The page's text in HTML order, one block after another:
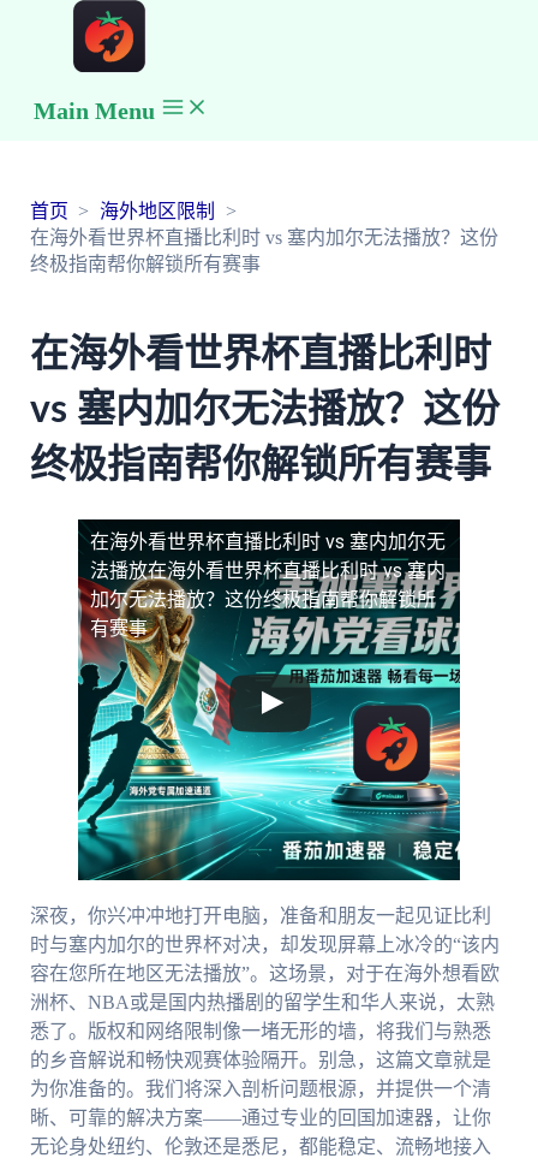
Main Menu
首页
海外地区限制
在海外看世界杯直播比利时 vs 塞内加尔无法播放？这份
终极指南帮你解锁所有赛事
在海外看世界杯直播比利时
vs 塞内加尔无法播放？这份
终极指南帮你解锁所有赛事
在海外看世界杯直播比利时 vs 塞内加尔无
法播放在海外看世界杯直播比利时 vs 塞内
加尔无法播放？这份终极指南帮你解锁所
有赛事
深夜，你兴冲冲地打开电脑，准备和朋友一起见证比利
时与塞内加尔的世界杯对决，却发现屏幕上冰冷的“该内
容在您所在地区无法播放”。这场景，对于在海外想看欧
洲杯、NBA或是国内热播剧的留学生和华人来说，太熟
悉了。版权和网络限制像一堵无形的墙，将我们与熟悉
的乡音解说和畅快观赛体验隔开。别急，这篇文章就是
为你准备的。我们将深入剖析问题根源，并提供一个清
晰、可靠的解决方案——通过专业的回国加速器，让你
无论身处纽约、伦敦还是悉尼，都能稳定、流畅地接入